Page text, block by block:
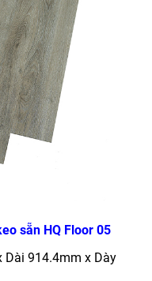
sẵn HQ Floor 05
Dài 914.4mm x Dày